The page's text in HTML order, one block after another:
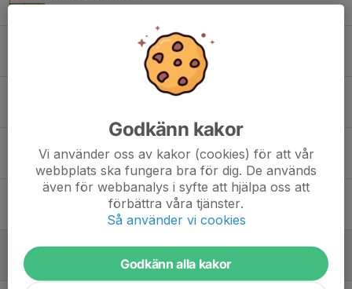
3 jan 2022 0
Poolspel Vänersborg
Invigningshelgen 3-5 december
21 nov 2021 0
Frida bandycup
15 nov 2021
F12 Frida bandycup i Vänersborg - foton
0
Godkänn kakor
Vi använder oss av kakor (cookies) för att vår
webbplats ska fungera bra för dig. De används
även för webbanalys i syfte att hjälpa oss att
förbättra våra tjänster.
Så använder vi cookies
Godkänn alla kakor